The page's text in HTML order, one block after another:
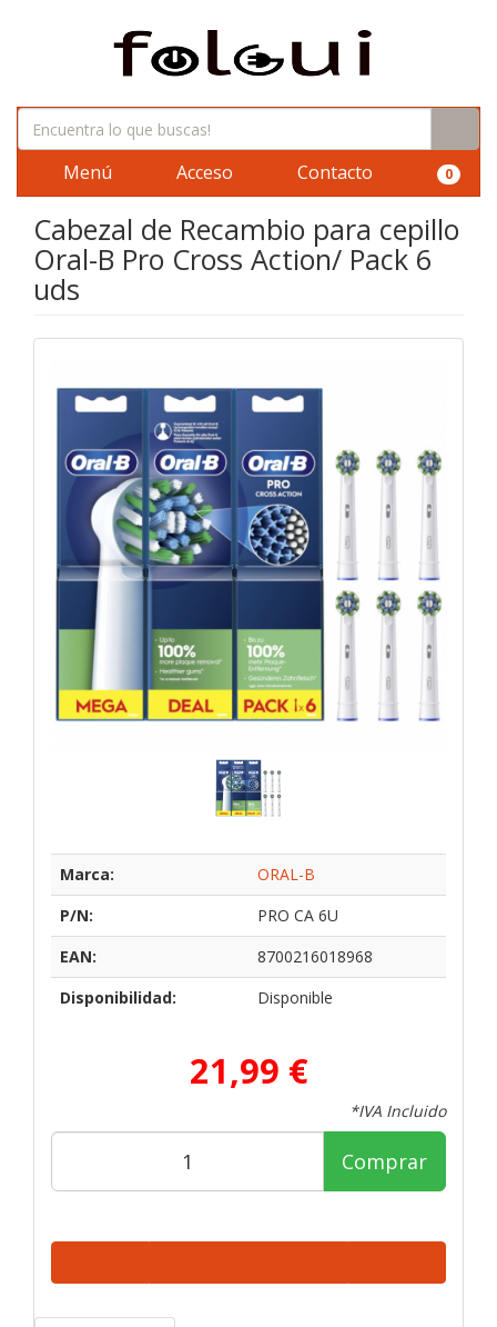
Menú Acceso Contacto 0
Cabezal de Recambio para cepillo
Oral-B Pro Cross Action/ Pack 6
uds
Marca:
ORAL-B
P/N:
PRO CA 6U
EAN:
8700216018968
Disponibilidad:
Disponible
21,99 €
*IVA Incluido
Comprar